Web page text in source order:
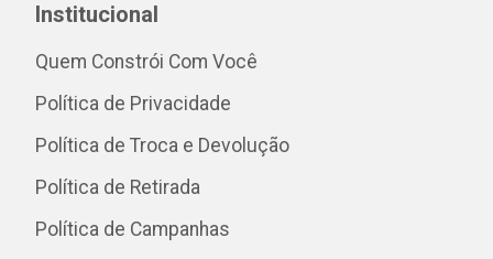
Institucional
Quem Constrói Com Você
Política de Privacidade
Política de Troca e Devolução
Política de Retirada
Política de Campanhas